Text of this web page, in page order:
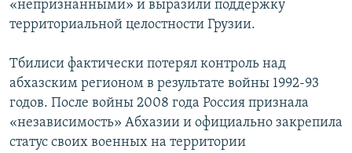
«непризнанными» и выразили поддержку
территориальной целостности Грузии.
Тбилиси фактически потерял контроль над
абхазским регионом в результате войны 1992-93
годов. После войны 2008 года Россия признала
«независимость» Абхазии и официально закрепила
статус своих военных на территории